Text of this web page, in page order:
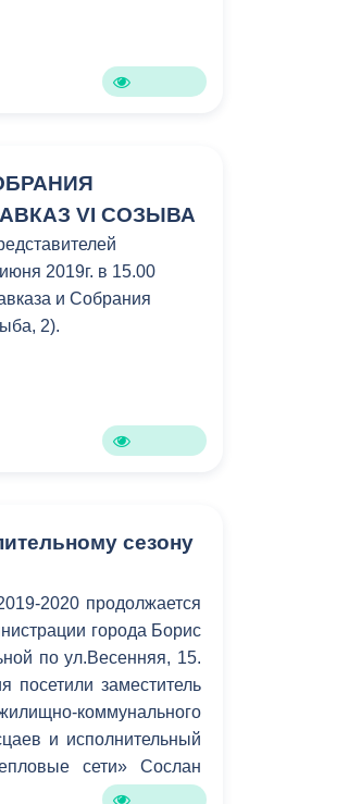
VI СОЗЫВА
2019г. в 15.00
и Собрания
2).
сезону
2020 продолжается
города Борис
по ул.Весенняя, 15.
посетили заместитель
коммунального
и исполнительный
сети» Сослан